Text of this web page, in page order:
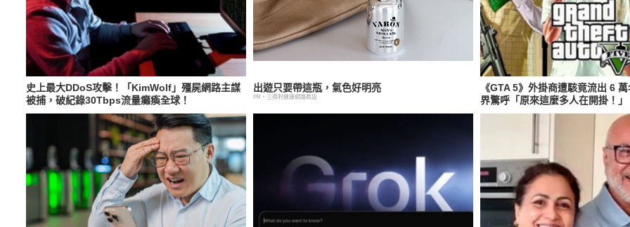
史上最大DDoS攻擊！「KimWolf」殭屍網路主謀
被捕，破紀錄30Tbps流量癱瘓全球！
出遊只要帶這瓶，氣色好明亮
PR・三得利健康網路商店
《GTA 5》外掛商遭駭竟流出 6
界驚呼「原來這麼多人在開掛！」